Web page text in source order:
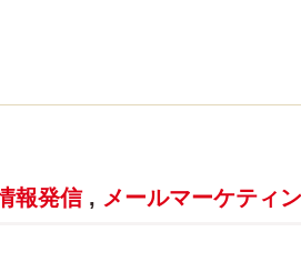
報発信, メールマーケティ